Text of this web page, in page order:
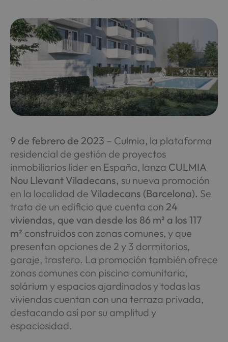
9 de febrero de 2023 – Culmia, la plataforma
residencial de gestión de proyectos
inmobiliarios líder en España, lanza CULMIA
Nou Llevant Viladecans, su nueva promoción
en la localidad de Viladecans (Barcelona). Se
trata de un edificio que cuenta con 24
viviendas, que van desde los 86 m² a los 117
m² construidos con zonas comunes, y que
presentan opciones de 2 y 3 dormitorios,
garaje, trastero. La promoción también ofrece
zonas comunes con piscina comunitaria,
solárium y espacios ajardinados y todas las
viviendas cuentan con una terraza privada,
destacando así por su amplitud y
espaciosidad.